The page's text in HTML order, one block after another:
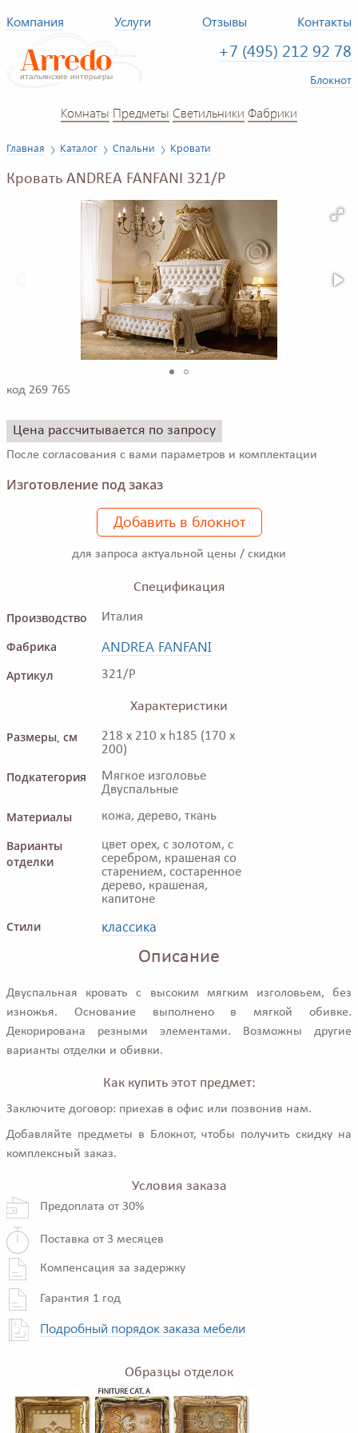
Компания Услуги Отзывы Контакты
+7 (495) 212 92 78
Блокнот
Комнаты Предметы Светильники Фабрики
Главная Каталог Спальни Кровати
Кровать ANDREA FANFANI 321/P
код 269 765
Цена рассчитывается по запросу
После согласования с вами параметров и комплектации
Изготовление под заказ
Добавить в блокнот
для запроса актуальной цены / скидки
Спецификация
Производство
Италия
Фабрика ANDREA FANFANI
Артикул 321/P
Характеристики
Размеры, см
218 x 210 x h185 (170 x
200)
Подкатегория
Мягкое изголовье
Двуспальные
Материалы кожа, дерево, ткань
Варианты
отделки
цвет орех, с золотом, с
серебром, крашеная со
старением, состаренное
дерево, крашеная,
капитоне
Стили классика
Описание
Двуспальная кровать с высоким мягким изголовьем, без
изножья. Основание выполнено в мягкой обивке.
Декорирована резными элементами. Возможны другие
варианты отделки и обивки.
Как купить этот предмет:
Заключите договор: приехав в офис или позвонив нам.
Добавляйте предметы в Блокнот, чтобы получить скидку на
комплексный заказ.
Условия заказа
Предоплата от 30%
Поставка от 3 месяцев
Компенсация за задержку
Гарантия 1 год
Подробный порядок заказа мебели
Образцы отделок